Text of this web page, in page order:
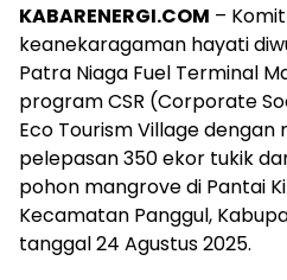
KABARENERGI.COM –
keanekaragaman hayati
Patra Niaga Fuel Terminal
program CSR (Corporate
Eco Tourism Village
pelepasan 350 ekor tukik
pohon mangrove di Pantai
Kecamatan Panggul,
tanggal 24 Agustus 2025.